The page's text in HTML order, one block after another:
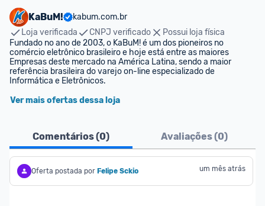
KaBuM!
kabum.com.br
Loja verificada
CNPJ verificado
Possui loja física
Fundado no ano de 2003, o KaBuM! é um dos pioneiros no
comércio eletrônico brasileiro e hoje está entre as maiores
Empresas deste mercado na América Latina, sendo a maior
referência brasileira do varejo on-line especializado de
Informática e Eletrônicos.
Ver mais ofertas dessa loja
Comentários (0) Avaliações (0)
Oferta postada por Felipe Sckio um mês atrás